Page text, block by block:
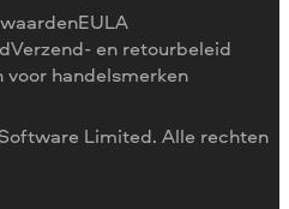
Limited. Alle rechten
EULA
Verzend- en retourbeleid
voor handelsmerken